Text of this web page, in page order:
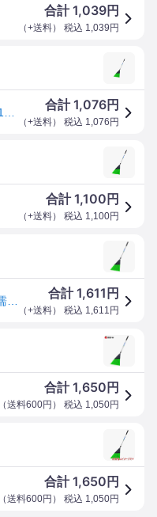
合計1,039円
（+送料） 税込 1,039 円
合計1,076円
（+送料） 税込 1,076 円
合計1,100 円
（+送料） 税込 1,100円
合計1,611 円
（+送料） 税込 1,611 円
合計1,650 円
（送料600円 ） 税込 1,050円
合計1,650 円
（送料600円 ） 税込 1,050円